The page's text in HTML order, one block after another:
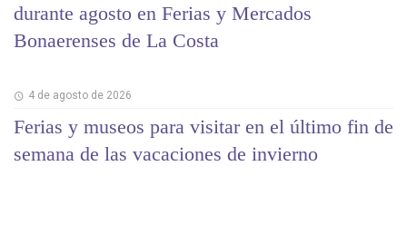
durante agosto en Ferias y Mercados
Bonaerenses de La Costa
4 de agosto de 2026
Ferias y museos para visitar en el último fin de
semana de las vacaciones de invierno